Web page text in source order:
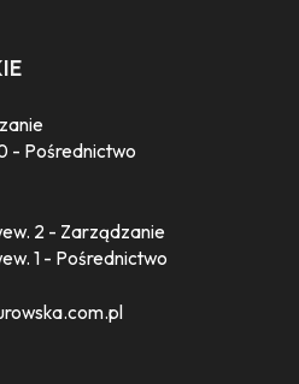
- Pośrednictwo
2 - Zarządzanie
1 - Pośrednictwo